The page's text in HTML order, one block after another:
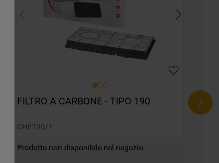
FILTRO A CARBONE - TIPO 190
CHF190/1
Prodotto non disponibile nel negozio